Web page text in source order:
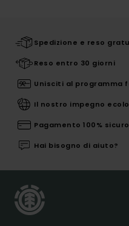
Spedizione e reso
Reso entro 30 giorni
Unisciti al programma
Il nostro impegno
Pagamento 100% sicuro
Hai bisogno di aiuto?